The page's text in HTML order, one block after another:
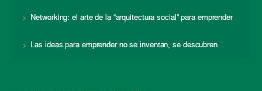
Networking: el arte de la “arquitectura social” para emprender
Las ideas para emprender no se inventan, se descubren